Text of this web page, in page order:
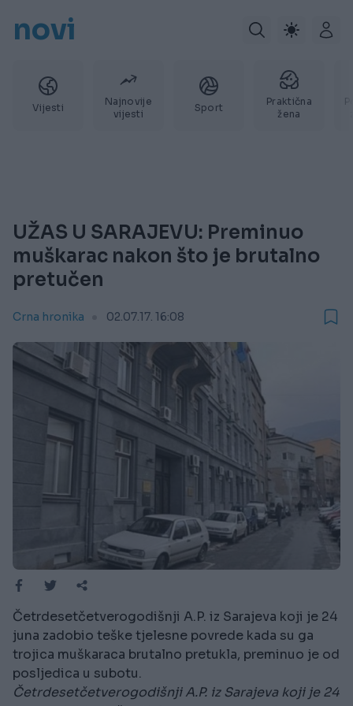
novi
Vijesti
Najnovije
vijesti
Sport
Praktična
žena
UŽAS U SARAJEVU: Preminuo
muškarac nakon što je brutalno
pretučen
Crna hronika 02.07.17. 16:08
Četrdesetčetverogodišnji A.P. iz Sarajeva koji je 24
juna zadobio teške tjelesne povrede kada su ga
trojica muškaraca brutalno pretukla, preminuo je od
posljedica u subotu.
Četrdesetčetverogodišnji A.P. iz Sarajeva koji je 24